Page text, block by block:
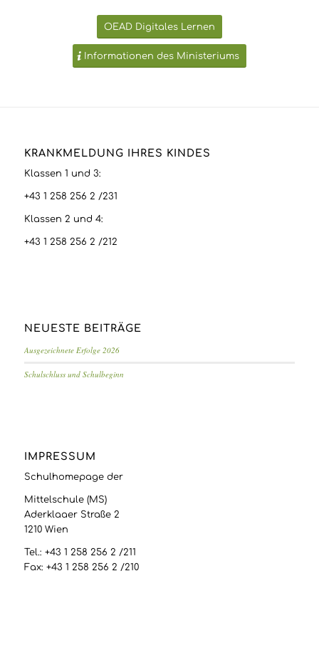
OEAD Digitales Lernen
Informationen des Ministeriums
KRANKMELDUNG IHRES KINDES
Klassen 1 und 3:
+43 1 258 256 2 /231
Klassen 2 und 4:
+43 1 258 256 2 /212
NEUESTE BEITRÄGE
Ausgezeichnete Erfolge 2026
Schulschluss und Schulbeginn
IMPRESSUM
Schulhomepage der
Mittelschule (MS)
Aderklaaer Straße 2
1210 Wien
Tel.: +43 1 258 256 2 /211
Fax: +43 1 258 256 2 /210